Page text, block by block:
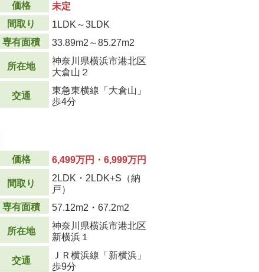
価格
未定
間取り
1LDK～3LDK
専有面積
33.89m2 ～85.27m2
所在地
神奈川県横浜市港北区
大倉山２
交通
東急東横線「大倉山」
歩4分
価格 6,499万円・6,999万円
間取り
2LDK・2LDK+S（納
戸）
専有面積
57.12m2 ・67.2m2
所在地
神奈川県横浜市港北区
新横浜１
交通
ＪＲ横浜線「新横浜」
歩9分